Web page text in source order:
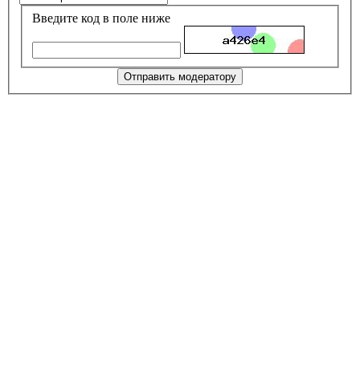
Введите код в поле ниже
Отправить модератору